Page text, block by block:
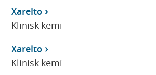
Xarelto
Klinisk kemi
Xarelto
Klinisk kemi